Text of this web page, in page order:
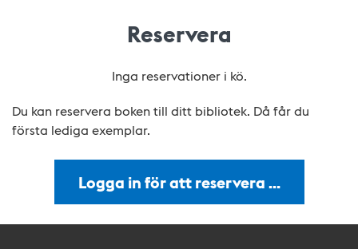
Reservera
Inga reservationer i kö.
Du kan reservera boken till ditt bibliotek. Då får du
första lediga exemplar.
Logga in för att reservera …